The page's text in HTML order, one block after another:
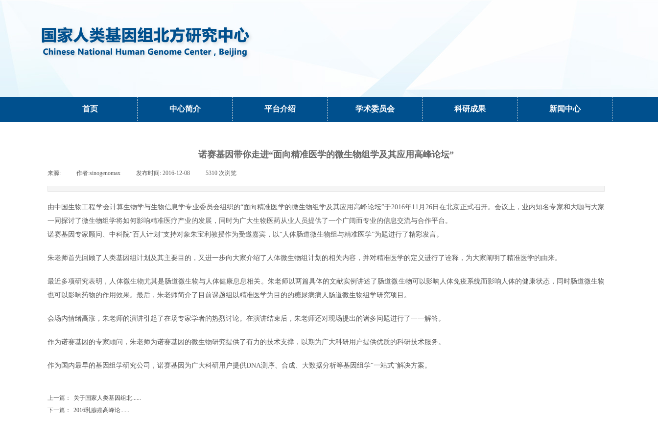
首页 中心简介 平台介绍 学术委员会 科研成果 新闻中心
诺赛基因带你走进“面向精准医学的微生物组学及其应用高峰论坛”
来源: 作者:sinogenomax 发布时间: 2016-12-08 5310 次浏览
由中国生物工程学会计算生物学与生物信息学专业委员会组织的“面向精准医学的微生物组学及其应用高峰论坛”于2016年11月26日在北京正式召开。会议上，业内知名专家和大咖与大家
一同探讨了微生物组学将如何影响精准医疗产业的发展，同时为广大生物医药从业人员提供了一个广阔而专业的信息交流与合作平台。
诺赛基因专家顾问、中科院“百人计划”支持对象朱宝利教授作为受邀嘉宾，以“人体肠道微生物组与精准医学”为题进行了精彩发言。
朱老师首先回顾了人类基因组计划及其主要目的，又进一步向大家介绍了人体微生物组计划的相关内容，并对精准医学的定义进行了诠释，为大家阐明了精准医学的由来。
最近多项研究表明，人体微生物尤其是肠道微生物与人体健康息息相关。朱老师以两篇具体的文献实例讲述了肠道微生物可以影响人体免疫系统而影响人体的健康状态，同时肠道微生物
也可以影响药物的作用效果。最后，朱老师简介了目前课题组以精准医学为目的的糖尿病病人肠道微生物组学研究项目。
会场内情绪高涨，朱老师的演讲引起了在场专家学者的热烈讨论。在演讲结束后，朱老师还对现场提出的诸多问题进行了一一解答。
作为诺赛基因的专家顾问，朱老师为诺赛基因的微生物研究提供了有力的技术支撑，以期为广大科研用户提供优质的科研技术服务。
作为国内最早的基因组学研究公司，诺赛基因为广大科研用户提供DNA测序、合成、大数据分析等基因组学“一站式”解决方案。
上一篇：
关于国家人类基因组北......
下一篇：
2016乳腺癌高峰论......